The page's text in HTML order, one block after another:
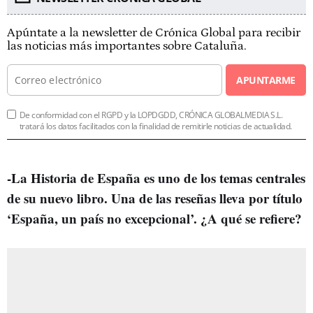
Apúntate a la newsletter de Crónica Global para recibir
las noticias más importantes sobre Cataluña.
APUNTARME
De conformidad con el RGPD y la LOPDGDD, CRÓNICA GLOBALMEDIA S.L.
tratará los datos facilitados con la finalidad de remitirle noticias de actualidad.
-La Historia de España es uno de los temas centrales
de su nuevo libro. Una de las reseñas lleva por título
‘España, un país no excepcional’. ¿A qué se refiere?